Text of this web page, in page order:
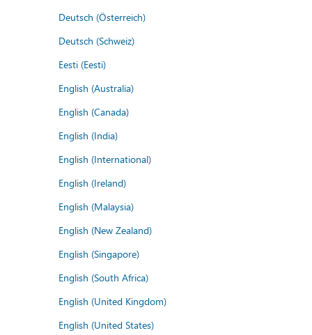
Deutsch (Österreich)
Deutsch (Schweiz)
Eesti (Eesti)
English (Australia)
English (Canada)
English (India)
English (International)
English (Ireland)
English (Malaysia)
English (New Zealand)
English (Singapore)
English (South Africa)
English (United Kingdom)
English (United States)